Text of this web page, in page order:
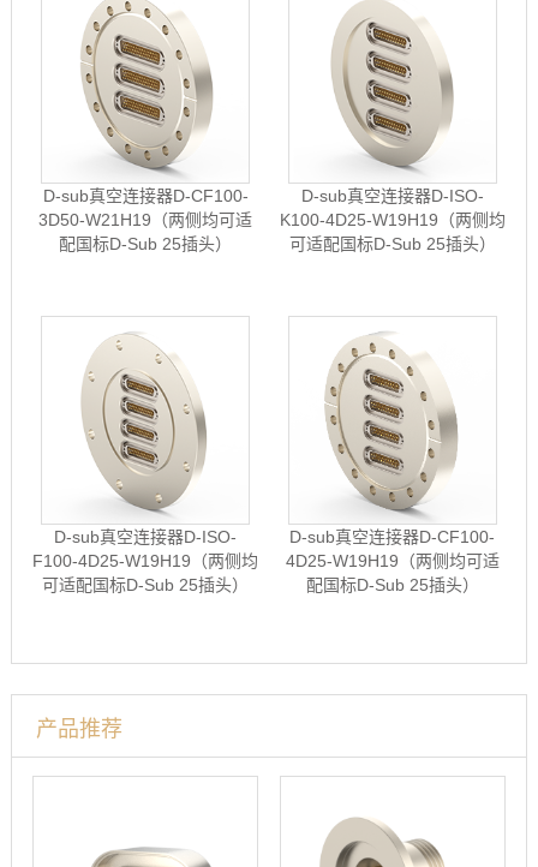
D-sub真空连接器D-CF100-
3D50-W21H19（两侧均可适
配国标D-Sub 25插头）
D-sub真空连接器D-ISO-
K100-4D25-W19H19（两侧均
可适配国标D-Sub 25插头）
D-sub真空连接器D-ISO-
F100-4D25-W19H19（两侧均
可适配国标D-Sub 25插头）
D-sub真空连接器D-CF100-
4D25-W19H19（两侧均可适
配国标D-Sub 25插头）
产品推荐